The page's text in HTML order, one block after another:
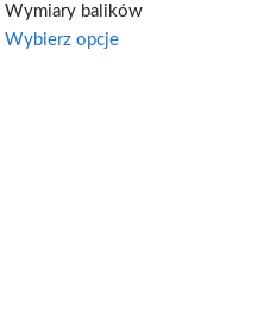
Wymiary balików
Wybierz opcje